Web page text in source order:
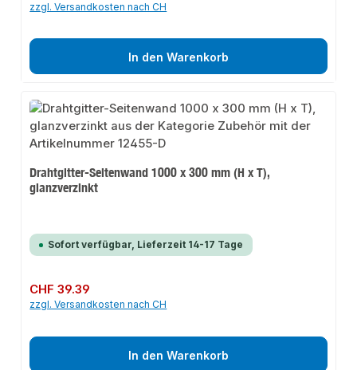
zzgl. Versandkosten nach CH
In den Warenkorb
Drahtgitter-Seitenwand 1000 x 300 mm (H x T),
glanzverzinkt
Sofort verfügbar, Lieferzeit 14-17 Tage
Regulärer Preis:
CHF 39.39
zzgl. Versandkosten nach CH
In den Warenkorb